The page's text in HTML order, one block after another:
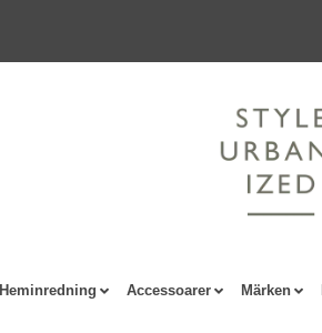
Heminredning Accessoarer Märken